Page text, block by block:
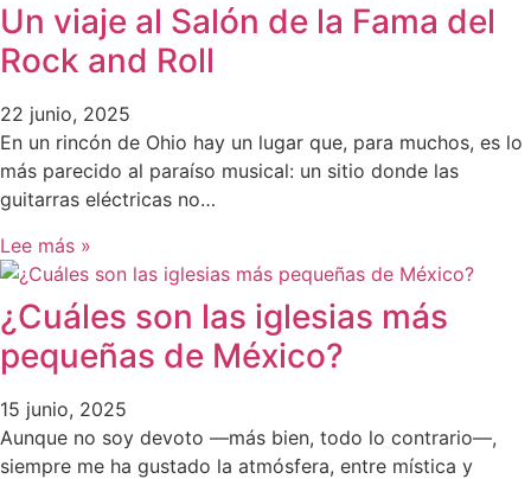
Un viaje al Salón de la Fama del
Rock and Roll
22 junio, 2025
En un rincón de Ohio hay un lugar que, para muchos, es lo
más parecido al paraíso musical: un sitio donde las
guitarras eléctricas no…
Lee más »
¿Cuáles son las iglesias más
pequeñas de México?
15 junio, 2025
Aunque no soy devoto —más bien, todo lo contrario—,
siempre me ha gustado la atmósfera, entre mística y